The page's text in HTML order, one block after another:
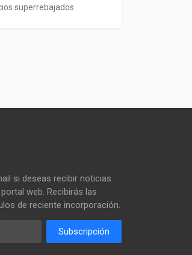
superrebajados
si deseas recibir noticias
web. Recibirás las
de reciente incorporación.
Subscripción